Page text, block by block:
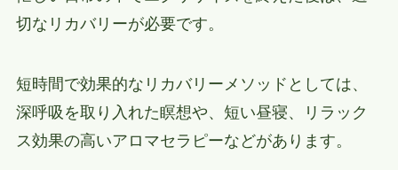
切なリカバリーが必要です。
短時間で効果的なリカバリーメソッドとしては、
深呼吸を取り入れた瞑想や、短い昼寝、リラック
ス効果の高いアロマセラピーなどがあります。